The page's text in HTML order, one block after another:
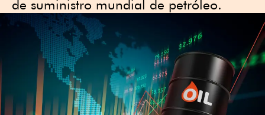
de suministro mundial de petróleo.